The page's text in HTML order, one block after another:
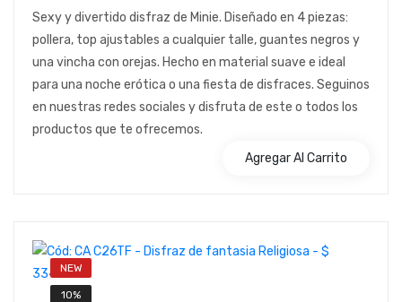
Sexy y divertido disfraz de Minie. Diseñado en 4 piezas:
pollera, top ajustables a cualquier talle, guantes negros y
una vincha con orejas. Hecho en material suave e ideal
para una noche erótica o una fiesta de disfraces. Seguinos
en nuestras redes sociales y disfruta de este o todos los
productos que te ofrecemos.
Agregar Al Carrito
NEW
10%